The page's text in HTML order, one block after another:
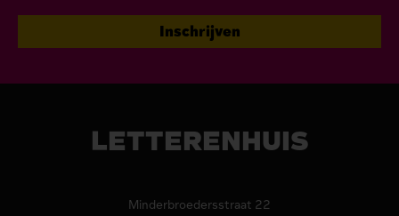
LETTERENHUIS
Minderbroedersstraat 22